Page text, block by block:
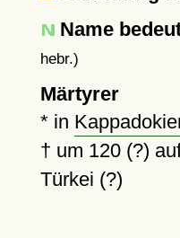
Name
hebr.)
Märtyrer
* in
† um 120 (?)
Türkei (?)